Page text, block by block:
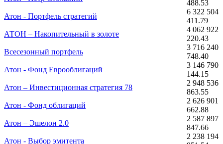
488.53
Атон - Портфель стратегий
6 322 504
411.79
АТОН – Накопительный в золоте
4 062 922
220.43
Всесезонный портфель
3 716 240
748.40
Атон - Фонд Еврооблигаций
3 146 790
144.15
Атон – Инвестиционная стратегия 78
2 948 536
863.55
Атон - Фонд облигаций
2 626 901
662.88
Атон – Эшелон 2.0
2 587 897
847.66
Атон - Выбор эмитента
2 238 194